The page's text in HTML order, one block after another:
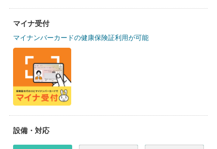
マイナ受付
マイナンバーカードの健康保険証利用が可能
設備・対応